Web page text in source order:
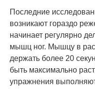
Последние
возникают гораздо
начинает регулярно
мышц ног. Мышцу в
держать более 20
быть максимально
упражнения